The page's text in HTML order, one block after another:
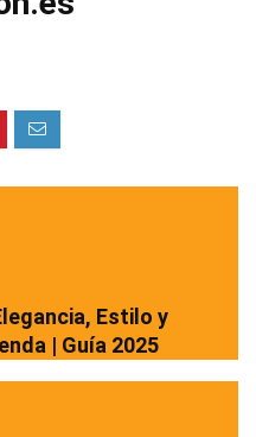
Estilo y
| Guía 2025